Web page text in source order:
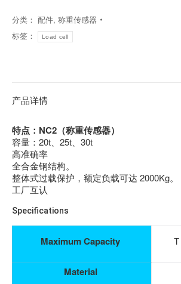
分类： 配件, 称重传感器
标签：
Load cell
产品详情
特点：NC2（称重传感器）
容量：20t、25t、30t
高准确率
全合金钢结构。
整体式过载保护，额定负载可达 2000Kg。
工厂互认
Specifications
Maximum Capacity T
Material